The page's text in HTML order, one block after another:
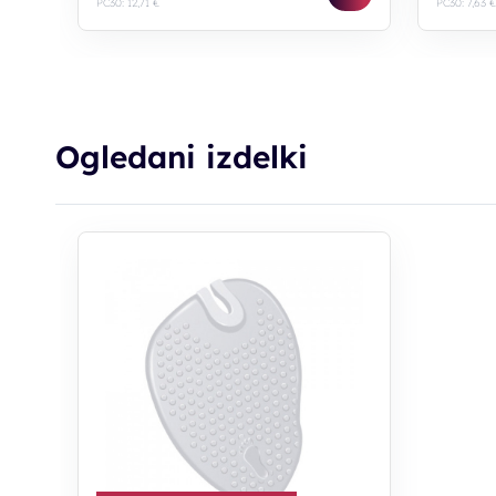
Ogledani izdelki